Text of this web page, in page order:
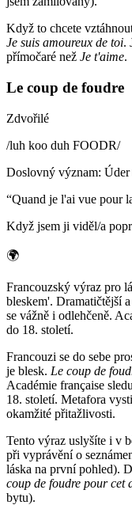
Když to chcete
Je suis amoureux de toi.
přímočaré než Je t'aime.
Le coup de foudre
Zdvořilé
/luh koo duh FOODR/
Doslovný význam: Úder
“Quand je l'ai vue pour
Když jsem ji viděl/a
🌍
Francouzský výraz pro
bleskem'. Dramatičtější
se vážně i odlehčeně.
do 18. století.
Francouzi se do sebe
je blesk. Le coup de
Académie française
18. století. Metafora
okamžité přitažlivosti.
Tento výraz uslyšíte i v
při vyprávění o
láska na první pohled).
coup de foudre pour cet
bytu).